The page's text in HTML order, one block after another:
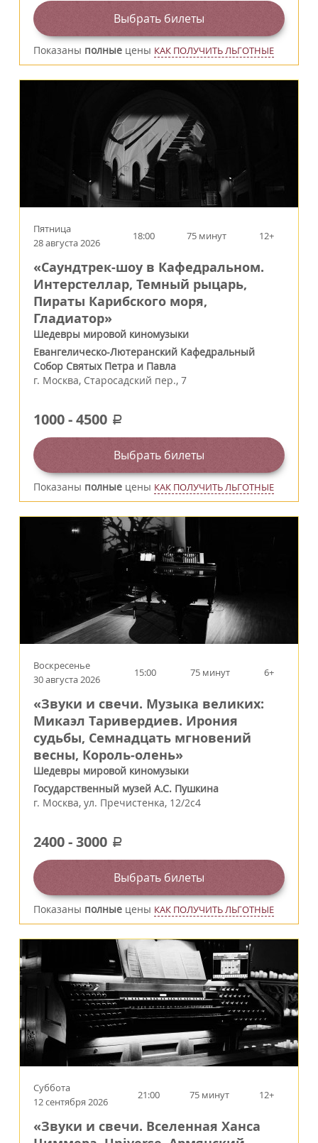
Выбрать билеты
Показаны полные цены КАК ПОЛУЧИТЬ ЛЬГОТНЫЕ
Пятница
28 августа 2026
18:00 75 минут 12+
«Саундтрек-шоу в Кафедральном.
Интерстеллар, Темный рыцарь,
Пираты Карибского моря,
Гладиатор»
Шедевры мировой киномузыки
Евангелическо-Лютеранский Кафедральный
Собор Святых Петра и Павла
г. Москва, Старосадский пер., 7
1000-4500 a
Выбрать билеты
Показаны полные цены КАК ПОЛУЧИТЬ ЛЬГОТНЫЕ
Воскресенье
30 августа 2026
15:00 75 минут 6+
«Звуки и свечи. Музыка великих:
Микаэл Таривердиев. Ирония
судьбы, Семнадцать мгновений
весны, Король‑олень»
Шедевры мировой киномузыки
Государственный музей А.С. Пушкина
г. Москва, ул. Пречистенка, 12/2c4
2400-3000 a
Выбрать билеты
Показаны полные цены КАК ПОЛУЧИТЬ ЛЬГОТНЫЕ
Суббота
12 сентября 2026
21:00 75 минут 12+
«Звуки и свечи. Вселенная Ханса